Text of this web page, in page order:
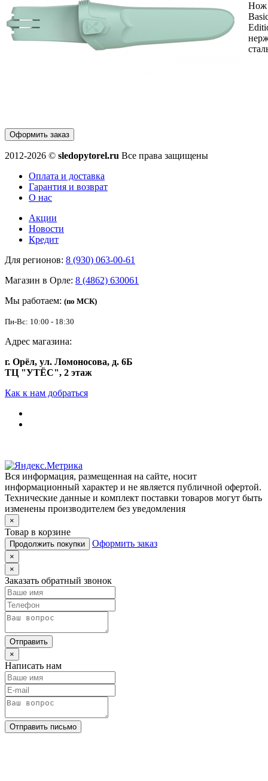
Нож
Оформить заказ
2012-2026 © sledopytorel.ru Все права защищены
Оплата и доставка
Гарантия и возврат
О нас
Акции
Новости
Кредит
Для регионов: 8 (930) 063-00-61
Магазин в Орле: 8 (4862) 630061
Мы работаем: (по МСК)
Пн-Вс: 10:00 - 18:30
Адрес магазина:
г. Орёл, ул. Ломоносова, д. 6Б
ТЦ "УТЁС", 2 этаж
Как к нам добраться
Вся информация, размещенная на сайте, носит
информационный характер и не является публичной офертой.
Технические данные и комплект поставки товаров могут быть
изменены производителем без уведомления
×
Товар в корзине
Продолжить покупки Оформить заказ
×
×
Заказать обратный звонок
Отправить
×
Написать нам
Отправить письмо